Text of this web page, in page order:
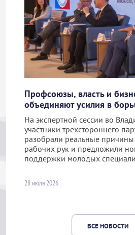
Профсоюзы, власть и
объединяют усилия в
На экспертной сессии во
участники трехстороннего
разобрали реальные
рабочих рук и предложили
поддержки молодых
28 июля 2026
ВСЕ НОВОСТИ